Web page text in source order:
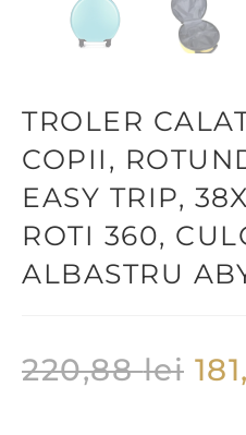
TROLER
COPII,
EASY TRIP,
ROTI 360,
ALBASTRU
220,88lei